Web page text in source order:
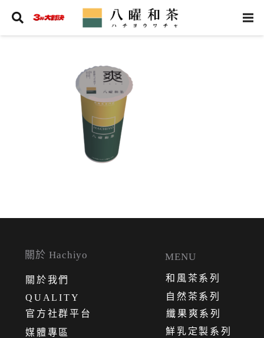
關於 Hachiyo
關 於我們
QUALITY
官方社群平台
媒體專區
鮮乳定製系列
纖果爽系列
自然茶系列
和風茶系列
MENU